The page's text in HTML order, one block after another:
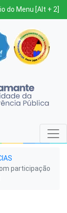
do Menu [Alt + 2]
participação